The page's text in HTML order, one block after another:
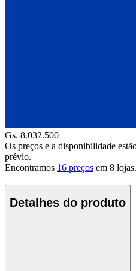
Gs. 8.032.500
Os preços e a disponibilidade
prévio.
Encontramos 16 preços em 8 lojas.
Detalhes do produto